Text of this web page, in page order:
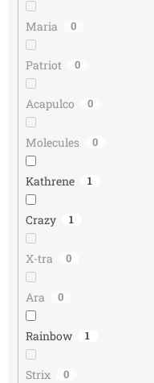
Maria 0
Patriot 0
Acapulco 0
Molecules 0
Kathrene 1
Crazy 1
X-tra 0
Ara 0
Rainbow 1
Strix 0